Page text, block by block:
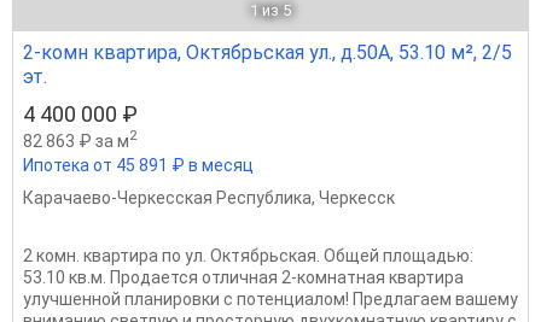
1 из 5
2-комн квартира, Октябрьская ул., д.50А, 53.10 м², 2/5
эт.
4 400 000 ₽
82 863 ₽ за м2
Ипотека от 45 891 ₽ в месяц
Карачаево-Черкесская Республика, Черкесск
2 комн. квартира по ул. Октябрьская. Общей площадью:
53.10 кв.м. Продается отличная 2-комнатная квартира
улучшенной планировки с потенциалом! Предлагаем вашему